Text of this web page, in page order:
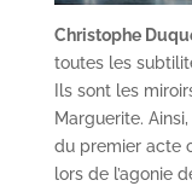
Christophe
toutes les
Ils sont les
Marguerite.
du premier acte
lors de l’agonie